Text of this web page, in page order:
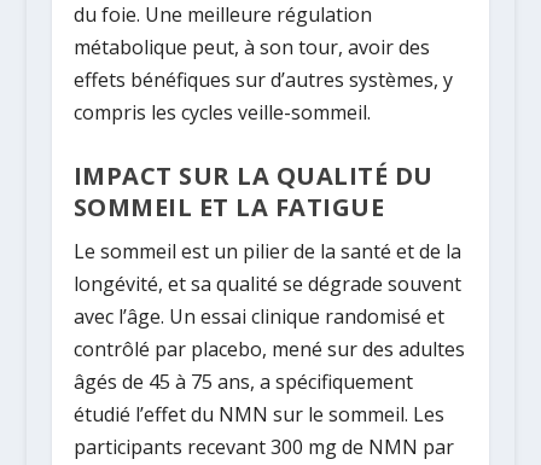
du foie. Une meilleure régulation
métabolique peut, à son tour, avoir des
effets bénéfiques sur d’autres systèmes, y
compris les cycles veille-sommeil.
IMPACT SUR LA QUALITÉ DU
SOMMEIL ET LA FATIGUE
Le sommeil est un pilier de la santé et de la
longévité, et sa qualité se dégrade souvent
avec l’âge. Un essai clinique randomisé et
contrôlé par placebo, mené sur des adultes
âgés de 45 à 75 ans, a spécifiquement
étudié l’effet du NMN sur le sommeil. Les
participants recevant300 mg de NMN par